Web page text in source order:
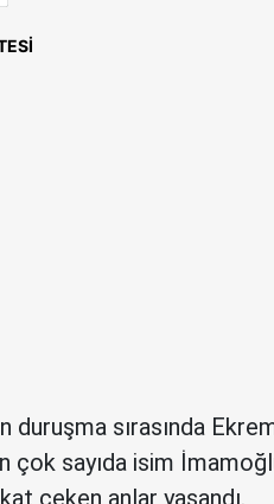
duruşma sırasında
çok sayıda isim
çeken anlar yaşandı.